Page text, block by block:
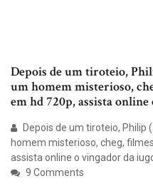
Depois de um tiroteio,
um homem misterioso,
em hd 720p, assista
Depois de um tiroteio, Philip
homem misterioso, cheg,
assista online o vingador da
9 Comments